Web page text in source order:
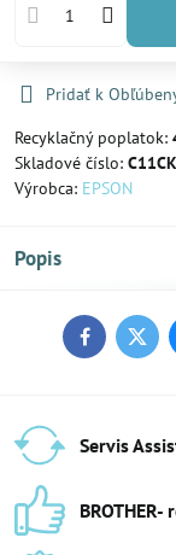
Pridať k
Recyklačný poplatok:
Skladové číslo:
Výrobca: EPSON
Popis
Facebook
Servis